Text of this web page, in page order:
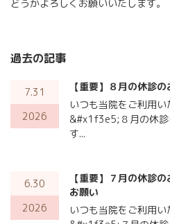
どうかよろしくお願いいたします。
過去の記事
7.31
2026
【重要】８月の休診
いつも当院をご利用
&#x1f3e5;８月の休診
す...
6.30
2026
【重要】７月の休診
お願い
いつも当院をご利用